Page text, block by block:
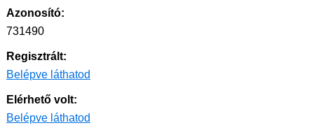
Azonosító:
731490
Regisztrált:
Belépve láthatod
Elérhető volt:
Belépve láthatod